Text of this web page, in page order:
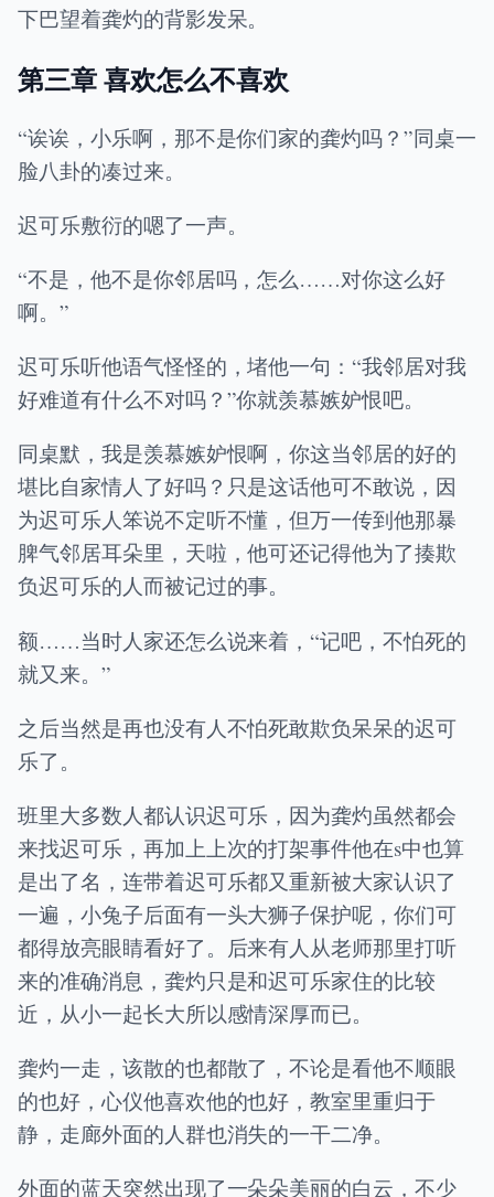
下巴望着龚灼的背影发呆。
第三章 喜欢怎么不喜欢
“诶诶，小乐啊，那不是你们家的龚灼吗？”同桌一
脸八卦的凑过来。
迟可乐敷衍的嗯了一声。
“不是，他不是你邻居吗，怎么……对你这么好
啊。”
迟可乐听他语气怪怪的，堵他一句：“我邻居对我
好难道有什么不对吗？”你就羡慕嫉妒恨吧。
同桌默，我是羡慕嫉妒恨啊，你这当邻居的好的
堪比自家情人了好吗？只是这话他可不敢说，因
为迟可乐人笨说不定听不懂，但万一传到他那暴
脾气邻居耳朵里，天啦，他可还记得他为了揍欺
负迟可乐的人而被记过的事。
额……当时人家还怎么说来着，“记吧，不怕死的
就又来。”
之后当然是再也没有人不怕死敢欺负呆呆的迟可
乐了。
班里大多数人都认识迟可乐，因为龚灼虽然都会
来找迟可乐，再加上上次的打架事件他在s中也算
是出了名，连带着迟可乐都又重新被大家认识了
一遍，小兔子后面有一头大狮子保护呢，你们可
都得放亮眼睛看好了。后来有人从老师那里打听
来的准确消息，龚灼只是和迟可乐家住的比较
近，从小一起长大所以感情深厚而已。
龚灼一走，该散的也都散了，不论是看他不顺眼
的也好，心仪他喜欢他的也好，教室里重归于
静，走廊外面的人群也消失的一干二净。
外面的蓝天突然出现了一朵朵美丽的白云，不少